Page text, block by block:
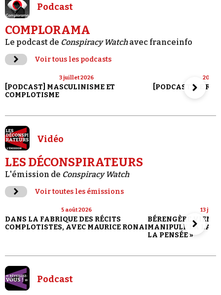
Podcast
COMPLORAMA
Le podcast de Conspiracy Watchavec franceinfo
Voir tous les podcasts
3 juillet 2026
[PODCAST] MASCULINISME ET
COMPLOTISME
20
[PODCAST] LE
Vidéo
LES DÉCONSPIRATEURS
L'émission de Conspiracy Watch
Voir toutes les émissions
5 août 2026
DANS LA FABRIQUE DES RÉCITS
COMPLOTISTES, AVEC MAURICE RONAI
13
BÉRENGÈRE
MANIPULE LA
LA PENSÉE »
Podcast